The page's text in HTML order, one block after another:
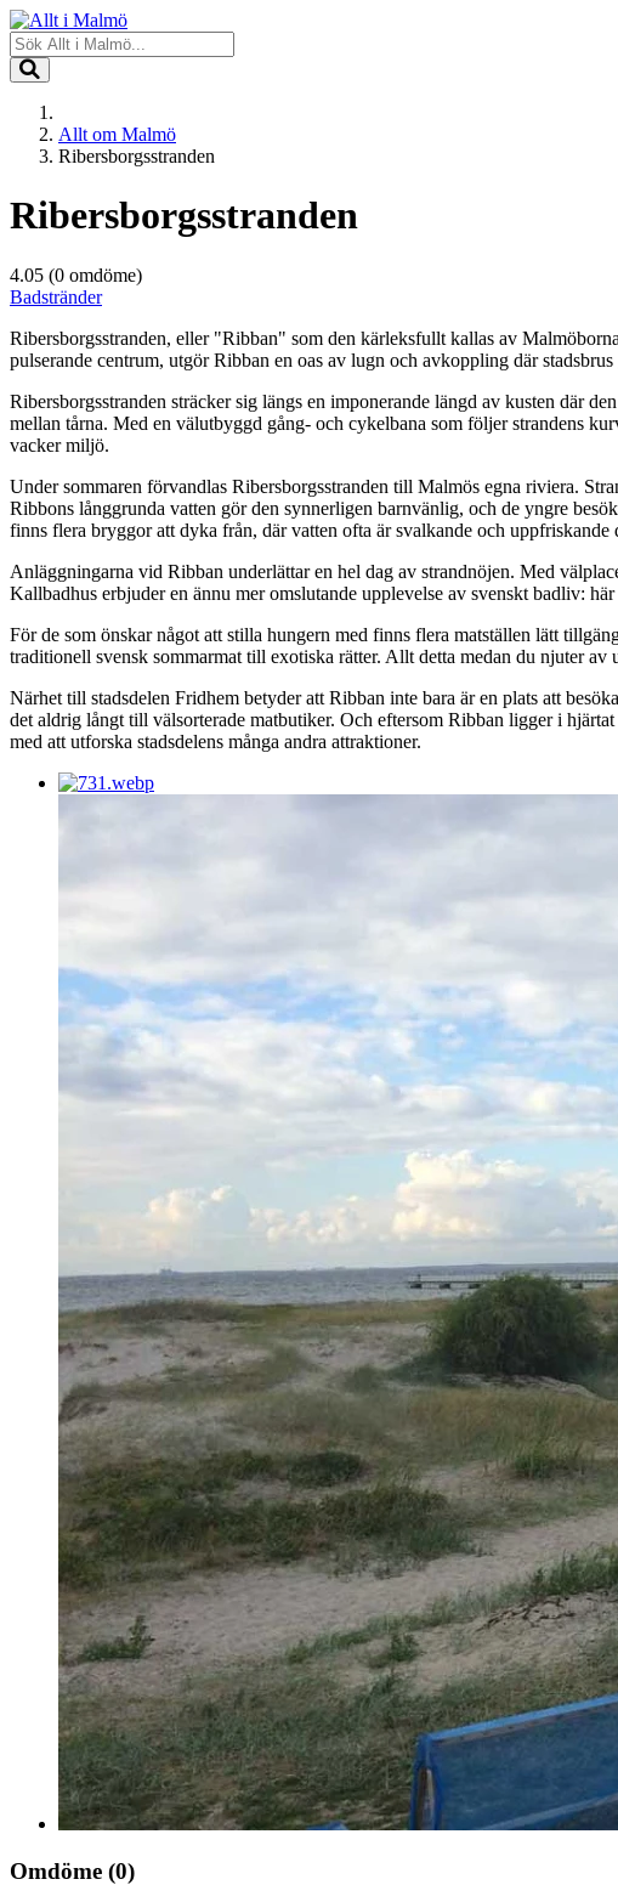
Allt om Malmö
Ribersborgsstranden
Ribersborgsstranden
4.05 (0 omdöme)
Badstränder
Ribersborgsstranden, eller "Ribban" som den kärleksfullt kallas av
pulserande centrum, utgör Ribban en oas av lugn och avkoppling där
Ribersborgsstranden sträcker sig längs en imponerande längd av kusten där
mellan tårna. Med en välutbyggd gång- och cykelbana som följer strandens
vacker miljö.
Under sommaren förvandlas Ribersborgsstranden till Malmös egna riviera.
Ribbons långgrunda vatten gör den synnerligen barnvänlig, och de yngre
finns flera bryggor att dyka från, där vatten ofta är svalkande och uppfriskande
Anläggningarna vid Ribban underlättar en hel dag av strandnöjen. Med
Kallbadhus erbjuder en ännu mer omslutande upplevelse av svenskt badliv:
För de som önskar något att stilla hungern med finns flera matställen lätt
traditionell svensk sommarmat till exotiska rätter. Allt detta medan du njuter
Närhet till stadsdelen Fridhem betyder att Ribban inte bara är en plats att
det aldrig långt till välsorterade matbutiker. Och eftersom Ribban ligger i
med att utforska stadsdelens många andra attraktioner.
Omdöme (0)